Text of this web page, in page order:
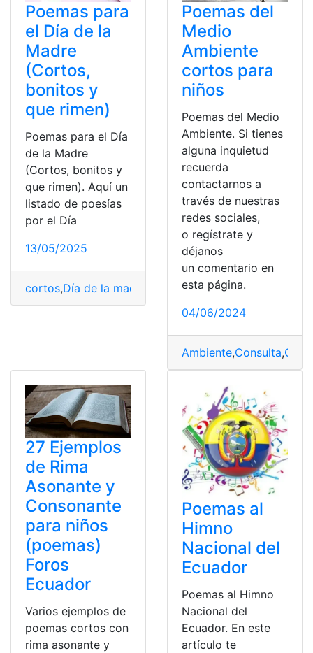
Poemas para
el Día de la
Madre
(Cortos,
bonitos y
que rimen)
Poemas para el Día
de la Madre
(Cortos, bonitos y
que rimen). Aquí un
listado de poesías
por el Día
13/05/2025
cortos,Día de la madre Madres,Poema,poemas
Poemas del
Medio
Ambiente
cortos para
niños
Poemas del Medio
Ambiente. Si tienes
alguna inquietud
recuerda
contactarnos a
través de nuestras
redes sociales,
o regístrate y
déjanos
un comentario en
esta página.
04/06/2024
Ambiente,Consulta,
27 Ejemplos
de Rima
Asonante y
Consonante
para niños
(poemas)
Foros
Ecuador
Varios ejemplos de
poemas cortos con
rima asonante y
Poemas al
Himno
Nacional del
Ecuador
Poemas al Himno
Nacional del
Ecuador. En este
artículo te